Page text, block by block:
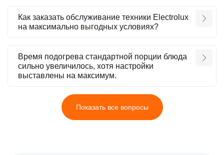
Как заказать обслуживание техники Electrolux
на максимально выгодных условиях?
Время подогрева стандартной порции блюда
сильно увеличилось, хотя настройки
выставлены на максимум.
Показать все вопросы